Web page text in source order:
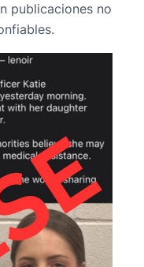
publicaciones no